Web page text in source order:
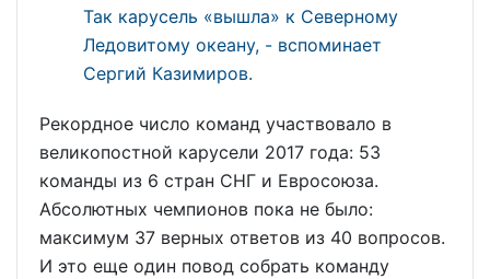
Так карусель «вышла» к Северному
Ледовитому океану, - вспоминает
Сергий Казимиров.
Рекордное число команд участвовало в
великопостной карусели 2017 года: 53
команды из 6 стран СНГ и Евросоюза.
Абсолютных чемпионов пока не было:
максимум 37 верных ответов из 40 вопросов.
И это еще один повод собрать команду